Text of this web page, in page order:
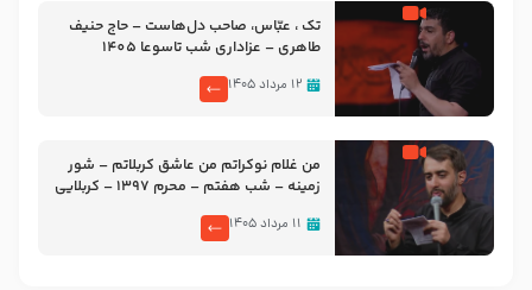
تک ، عبّاس، صاحب دل‌هاست – حاج حنیف
طاهری – عزاداری شب تاسوعا 1405
۱۲ مرداد ۱۴۰۵
من غلام نوکراتم من عاشق کربلاتم – شور
زمینه – شب هفتم – محرم 1397 – کربلایی
۱۱ مرداد ۱۴۰۵